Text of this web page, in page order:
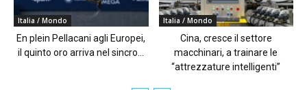
Italia / Mondo
En plein Pellacani agli Europei,
il quinto oro arriva nel sincro...
Italia / Mondo
Cina, cresce il settore
macchinari, a trainare le
“attrezzature intelligenti”